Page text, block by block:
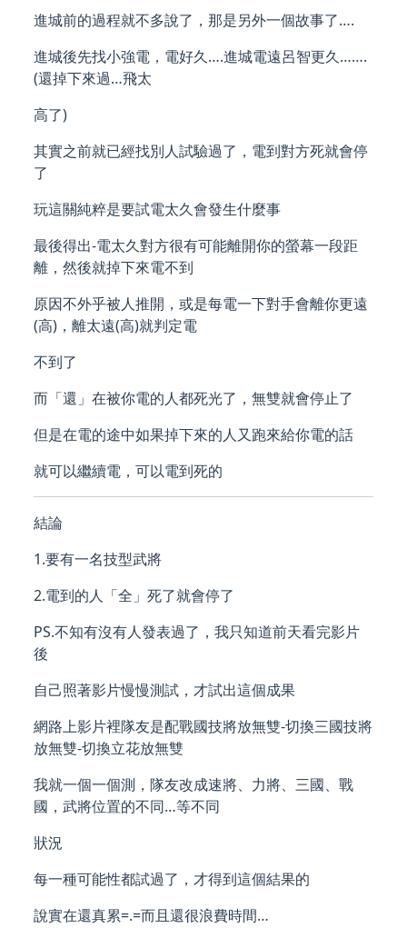
進城前的過程就不多說了，那是另外一個故事了….
進城後先找小強電，電好久….進城電遠呂智更久…….
(還掉下來過…飛太
高了)
其實之前就已經找別人試驗過了，電到對方死就會停
了
玩這關純粹是要試電太久會發生什麼事
最後得出-電太久對方很有可能離開你的螢幕一段距
離，然後就掉下來電不到
原因不外乎被人推開，或是每電一下對手會離你更遠
(高)，離太遠(高)就判定電
不到了
而「還」在被你電的人都死光了，無雙就會停止了
但是在電的途中如果掉下來的人又跑來給你電的話
就可以繼續電，可以電到死的
結論
1.要有一名技型武將
2.電到的人「全」死了就會停了
PS.不知有沒有人發表過了，我只知道前天看完影片
後
自己照著影片慢慢測試，才試出這個成果
網路上影片裡隊友是配戰國技將放無雙-切換三國技將
放無雙-切換立花放無雙
我就一個一個測，隊友改成速將、力將、三國、戰
國，武將位置的不同…等不同
狀況
每一種可能性都試過了，才得到這個結果的
說實在還真累=.=而且還很浪費時間…